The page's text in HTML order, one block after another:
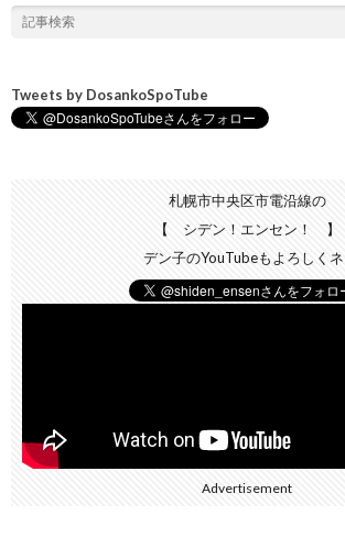
Tweets by DosankoSpoTube
札幌市中央区市電沿線の
【 シデン！エンセン！ 】
デン子のYouTubeもよろしく
Advertisement